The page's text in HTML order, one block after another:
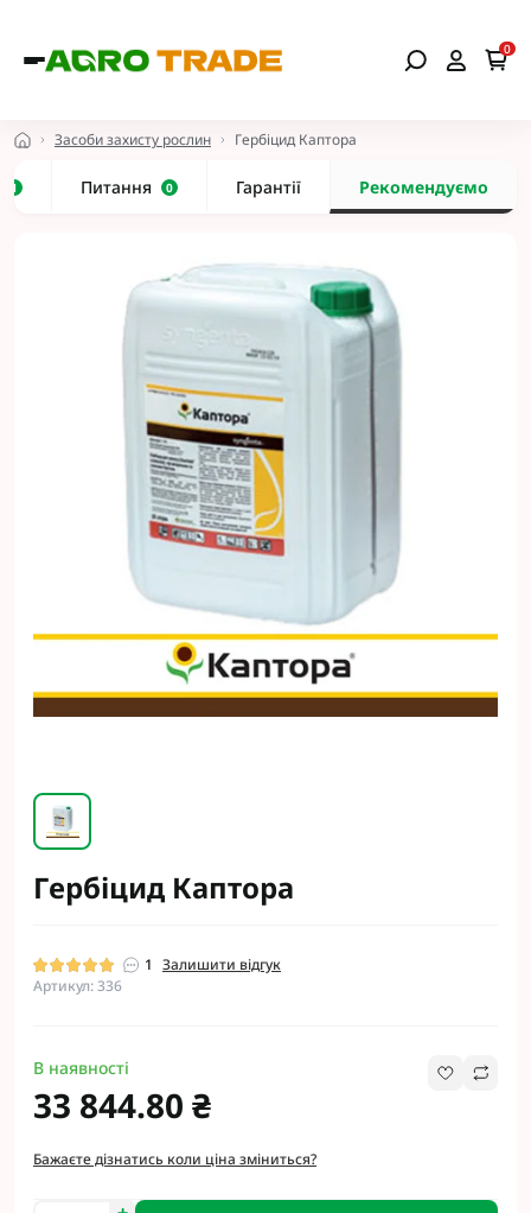
0
Засоби захисту рослин Гербіцид Каптора
1 Питання 0 Гарантії Рекомендуємо
Гербіцид Каптора
1 Залишити відгук
Артикул: 336
В наявності
33 844.80 ₴
Бажаєте дізнатись коли ціна зміниться?